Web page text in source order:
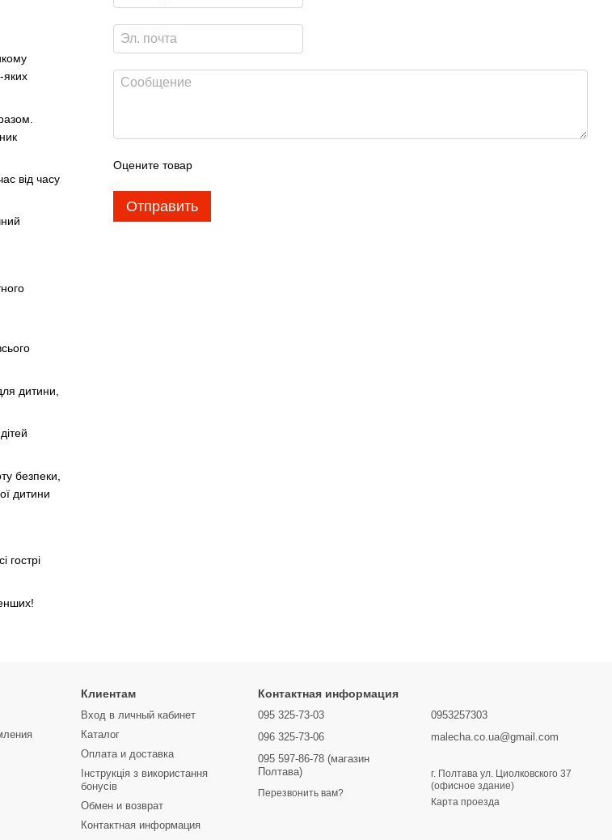
яких
від часу
дитини,
безпеки,
дитини
гострі
Оцените товар
Отправить
Клиентам
Вход в личный кабинет
Каталог
Оплата и доставка
Інструкція з використання
бонусів
Обмен и возврат
Контактная информация
Контактная информация
095 325-73-03
096 325-73-06
095 597-86-78 (магазин
Полтава)
Перезвонить вам?
0953257303
malecha.co.ua@gmail.com
г. Полтава ул. Циолковского 37
(офисное здание)
Карта проезда